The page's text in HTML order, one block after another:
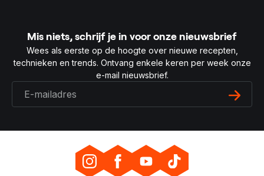
Mis niets, schrijf je in voor onze nieuwsbrief
Wees als eerste op de hoogte over nieuwe recepten,
technieken en trends. Ontvang enkele keren per week onze
e-mail nieuwsbrief.